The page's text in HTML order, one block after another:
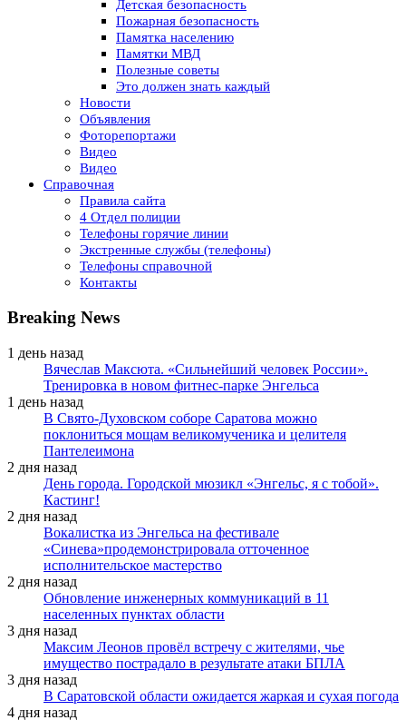
Детская безопасность
Пожарная безопасность
Памятка населению
Памятки МВД
Полезные советы
Это должен знать каждый
Новости
Объявления
Фоторепортажи
Видео
Видео
Справочная
Правила сайта
4 Отдел полиции
Телефоны горячие линии
Экстренные службы (телефоны)
Телефоны справочной
Контакты
Breaking News
1 день назад
Вячеслав Максюта. «Сильнейший человек России».
Тренировка в новом фитнес-парке Энгельса
1 день назад
В Свято-Духовском соборе Саратова можно
поклониться мощам великомученика и целителя
Пантелеимона
2 дня назад
День города. Городской мюзикл «Энгельс, я с тобой».
Кастинг!
2 дня назад
Вокалистка из Энгельса на фестивале
«Синева»продемонстрировала отточенное
исполнительское мастерство
2 дня назад
Обновление инженерных коммуникаций в 11
населенных пунктах области
3 дня назад
Максим Леонов провёл встречу с жителями, чье
имущество пострадало в результате атаки БПЛА
3 дня назад
В Саратовской области ожидается жаркая и сухая погода
4 дня назад